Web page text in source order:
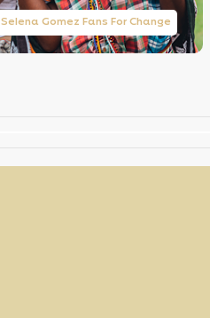
Selena Gomez Fans For Change